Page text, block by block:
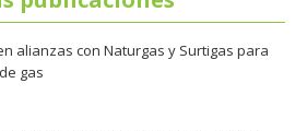
alianzas con Naturgas y Surtigas para
gas